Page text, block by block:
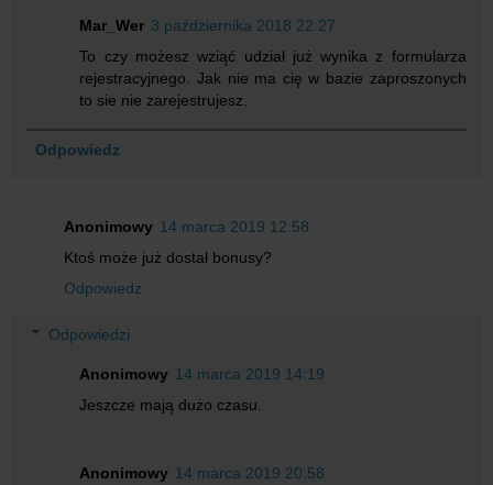
Mar_Wer 3 października 2018 22:27
To czy możesz wziąć udział już wynika z formularza
rejestracyjnego. Jak nie ma cię w bazie zaproszonych
to sie nie zarejestrujesz.
Odpowiedz
Anonimowy 14 marca 2019 12:58
Ktoś może już dostał bonusy?
Odpowiedz
Odpowiedzi
Anonimowy 14 marca 2019 14:19
Jeszcze mają dużo czasu.
Anonimowy 14 marca 2019 20:58